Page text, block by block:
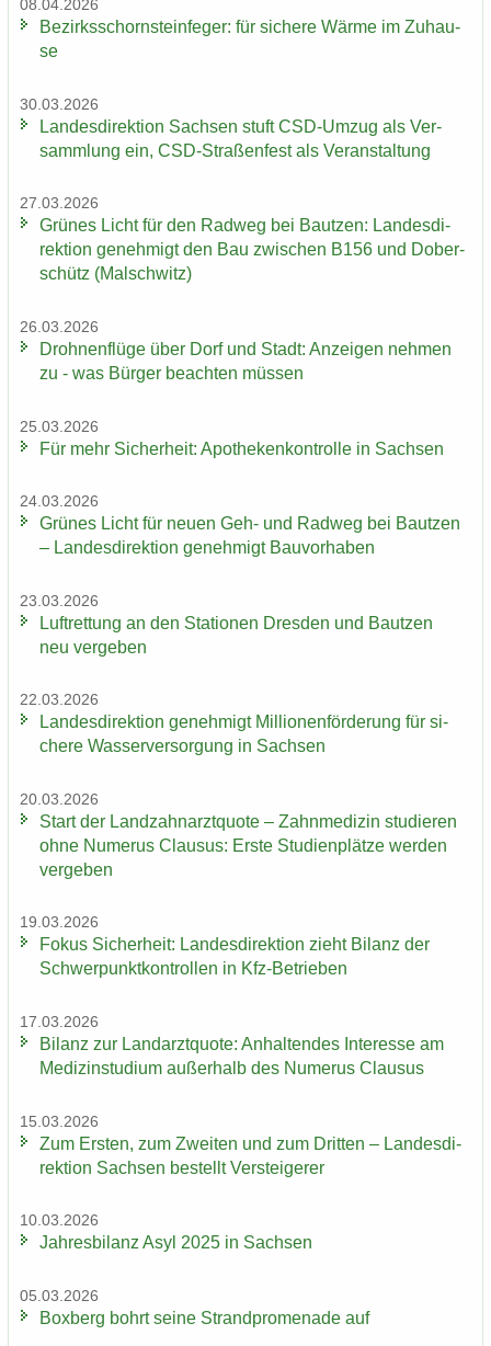
08.04.2026
Be­zirks­schorn­stein­fe­ger: für si­che­re Wärme im Zu­hau­
se
30.03.2026
Lan­des­di­rek­ti­on Sach­sen stuft CSD-​Umzug als Ver­
samm­lung ein, CSD-​Straßenfest als Ver­an­stal­tung
27.03.2026
Grü­nes Licht für den Rad­weg bei Baut­zen: Lan­des­di­
rek­ti­on ge­neh­migt den Bau zwi­schen B156 und Do­ber­
schütz (Mal­schwitz)
26.03.2026
Droh­nen­flü­ge über Dorf und Stadt: An­zei­gen neh­men
zu - was Bür­ger be­ach­ten müs­sen
25.03.2026
Für mehr Si­cher­heit: Apo­the­ken­kon­trol­le in Sach­sen
24.03.2026
Grü­nes Licht für neuen Geh- und Rad­weg bei Baut­zen
– Lan­des­di­rek­ti­on ge­neh­migt Bau­vor­ha­ben
23.03.2026
Luft­ret­tung an den Sta­tio­nen Dres­den und Baut­zen
neu ver­ge­ben
22.03.2026
Lan­des­di­rek­ti­on ge­neh­migt Mil­lio­nen­för­de­rung für si­
che­re Was­ser­ver­sor­gung in Sach­sen
20.03.2026
Start der Land­zahn­arzt­quo­te – Zahn­me­di­zin stu­die­ren
ohne Nu­me­rus Clau­sus: Erste Stu­di­en­plät­ze wer­den
ver­ge­ben
19.03.2026
Fokus Si­cher­heit: Lan­des­di­rek­ti­on zieht Bi­lanz der
Schwer­punkt­kon­trol­len in Kfz-​Betrieben
17.03.2026
Bi­lanz zur Land­arzt­quo­te: An­hal­ten­des In­ter­es­se am
Me­di­zin­stu­di­um au­ßer­halb des Nu­me­rus Clau­sus
15.03.2026
Zum Ers­ten, zum Zwei­ten und zum Drit­ten – Lan­des­di­
rek­ti­on Sach­sen be­stellt Ver­stei­ge­rer
10.03.2026
Jah­res­bi­lanz Asyl 2025 in Sach­sen
05.03.2026
Box­berg bohrt seine Strand­pro­me­na­de auf